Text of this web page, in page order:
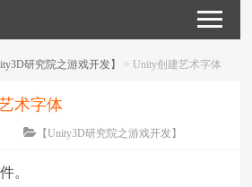
研究院之游戏开发】 > Unity创建艺术字体
术字体
【Unity3D研究院之游戏开发】
04-22
。